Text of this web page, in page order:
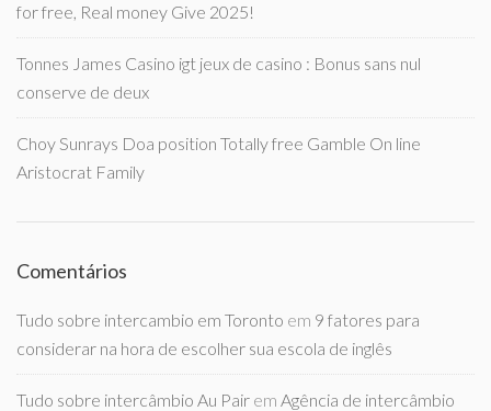
for free, Real money Give 2025!
Tonnes James Casino igt jeux de casino : Bonus sans nul
conserve de deux
Choy Sunrays Doa position Totally free Gamble On line
Aristocrat Family
Comentários
Tudo sobre intercambio em Toronto em 9 fatores para
considerar na hora de escolher sua escola de inglês
Tudo sobre intercâmbio Au Pair em Agência de intercâmbio